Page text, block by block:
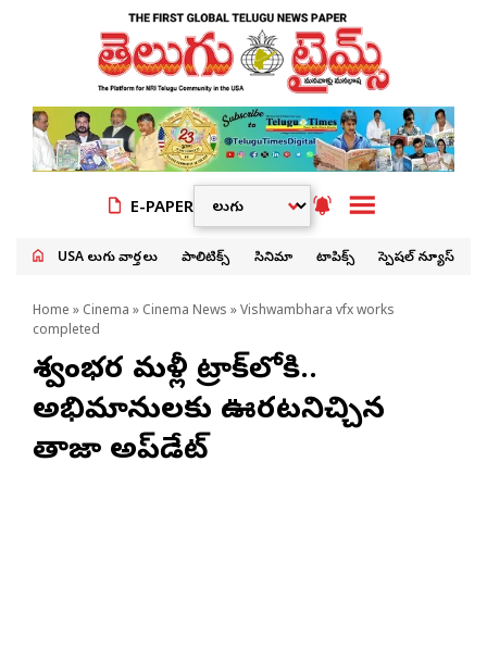
E-PAPER
USA తెలుగు వార్తలు పాలిటిక్స్ సినిమా టాపిక్స్ స్పెషల్ న్యూస్
Home » Cinema » Cinema News » Vishwambhara vfx works
completed
విశ్వంభర మళ్లీ ట్రాక్‌లోకి..
అభిమానులకు ఊరటనిచ్చిన
తాజా అప్‌డేట్